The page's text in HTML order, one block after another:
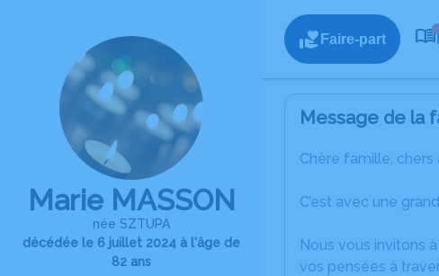
Marie MASSON
née SZTUPA
décédée le 6 juillet 2024 à l'âge de
82 ans
Faire-part
Message de la
Chère famille, chers
C’est avec une
Nous vous invitons
vos pensées à